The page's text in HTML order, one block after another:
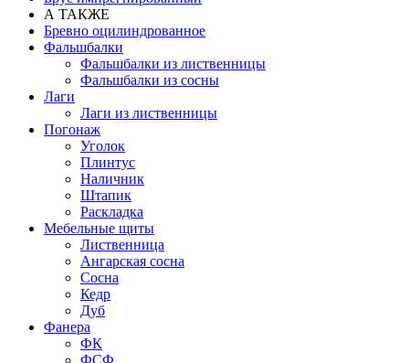
А ТАКЖЕ
Бревно оцилиндрованное
Фальшбалки
Фальшбалки из лиственницы
Фальшбалки из сосны
Лаги
Лаги из лиственницы
Погонаж
Уголок
Плинтус
Наличник
Штапик
Раскладка
Мебельные щиты
Лиственница
Ангарская сосна
Сосна
Кедр
Дуб
Фанера
ФК
ФСФ